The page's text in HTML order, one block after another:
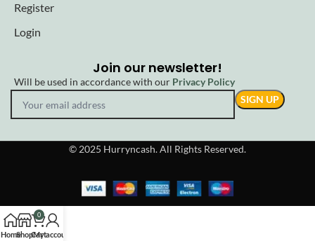
Register
Login
Join our newsletter!
Will be used in accordance with our Privacy Policy
© 2025 Hurryncash. All Rights Reserved.
HomeShop
0
Cart
My account